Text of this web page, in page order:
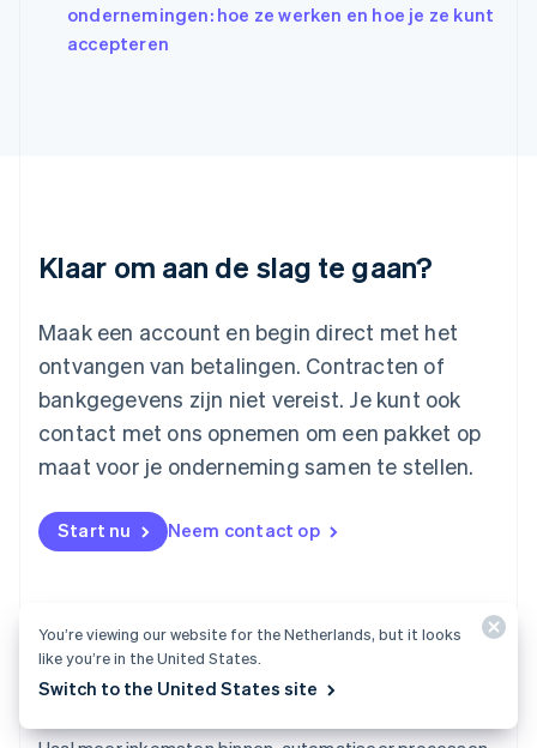
ondernemingen: hoe ze werken en hoe je ze kunt
accepteren
Klaar om aan de slag te gaan?
Maak een account en begin direct met het
ontvangen van betalingen. Contracten of
bankgegevens zijn niet vereist. Je kunt ook
contact met ons opnemen om een pakket op
maat voor je onderneming samen te stellen.
Start nu Neem contact op
日本語 English
Kroatië
FrançaisDeutschEnglish
English
Malta
English
Mexico
Nederland
NederlandsEnglish
English
Noorwegen
Polen
English
Portugal
Roemenië
You’re viewing our website for the Netherlands, but it looks
like you’re in the United States.
Switch to the United States site